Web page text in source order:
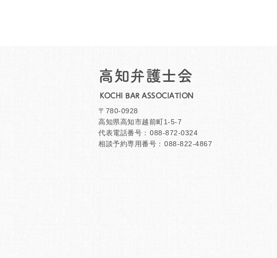
高知弁護士会
KOCHI BAR ASSOCIATION
〒780-0928
高知県高知市越前町1-5-7
代表電話番号： 088-872-0324
相談予約専用番号： 088-822-4867